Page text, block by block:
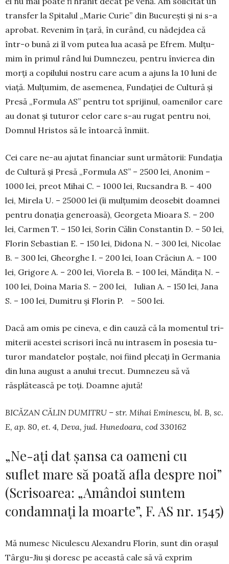
transfer la Spitalul „Ma­rie Curie” din București și ni s-a
aprobat. Re­venim în țară, în curând, cu nădejdea că
într-o bună zi îl vom putea lua acasă pe Efrem. Mulțu­
mim în primul rând lui Dumnezeu, pen­tru învierea din
morți a copilului nostru care acum a ajuns la 10 luni de
viață. Mulțumim, de ase­me­nea, Fundației de Cul­tură și
Presă „For­mula AS” pentru tot spriji­nul, oamenilor care
au do­nat și tuturor celor care s-au rugat pentru noi,
Domnul Hristos să le întoarcă înmiit.
Cei care ne-au ajutat financiar sunt urmă­torii: Fundația
de Cultură și Presă „Formula AS” – 2500 lei, Anonim –
1000 lei, preot Mihai C. – 1000 lei, Rucsandra B. – 400
lei, Mirela U. – 25000 lei (îi mulțumim deosebit doamnei
pentru donația generoasă), Georgeta Mioara S. – 200
lei, Carmen T. – 150 lei, Sorin Călin Constantin D. – 50 lei,
Florin Sebastian E. – 150 lei, Didona N. – 300 lei, Nicolae
B. – 300 lei, Gheorghe I. – 200 lei, Ioan Crăciun A. – 100
lei, Grigore A. – 200 lei, Viorela B. – 100 lei, Măndița N. –
100 lei, Doina Maria S. – 200 lei, Iulian A. – 150 lei, Jana
S. – 100 lei, Du­mitru și Florin P. – 500 lei.
Dacă am o­mis pe ci­neva, e din cauză că la mo­mentul tri­
miterii aces­tei scri­­sori încă nu intrasem în posesia tu­
turor man­da­telor poștale, noi fiind plecați în Ger­ma­nia
din luna august a anului trecut. Dumnezeu să vă
răsplătească pe toți. Doamne ajută!
BICĂZAN CĂLIN DUMITRU – str. Mihai Eminescu, bl. B, sc.
E, ap. 80, et. 4, Deva, jud. Hunedoara, cod 330162
„Ne-ați dat șansa ca oameni cu
suflet mare să poată afla despre noi”
(Scrisoarea: „Amândoi suntem
condamnați la moarte”, F. AS nr. 1545)
Mă numesc Niculescu Alexandru Florin, sunt din orașul
Târgu-Jiu și doresc pe această cale să vă exprim